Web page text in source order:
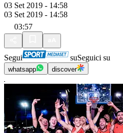
03 Set 2019 - 14:58
03 Set 2019 - 14:58
03:57
Segui suSeguici su
whatsapp discover